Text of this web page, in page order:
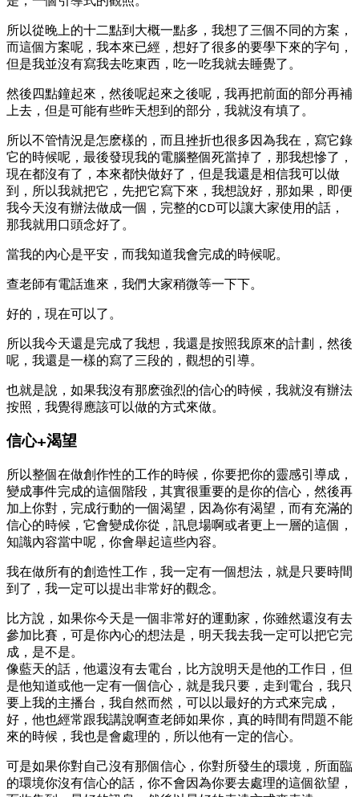
所以從晚上的十二點到大概一點多，我想了三個不同的方案，
而這個方案呢，我本來已經，想好了很多的要學下來的字句，
但是我並沒有寫我去吃東西，吃一吃我就去睡覺了。
然後四點鐘起來，然後呢起來之後呢，我再把前面的部分再補
上去，但是可能有些昨天想到的部分，我就沒有填了。
所以不管情況是怎麽樣的，而且挫折也很多因為我在，寫它錄
它的時候呢，最後發現我的電腦整個死當掉了，那我想慘了，
現在都沒有了，本來都快做好了，但是我還是相信我可以做
到，所以我就把它，先把它寫下來，我想說好，那如果，即便
我今天沒有辦法做成一個，完整的CD可以讓大家使用的話，
那我就用口頭念好了。
當我的內心是平安，而我知道我會完成的時候呢。
查老師有電話進來，我們大家稍微等一下下。
好的，現在可以了。
所以我今天還是完成了我想，我還是按照我原來的計劃，然後
呢，我還是一樣的寫了三段的，觀想的引導。
也就是說，如果我沒有那麽強烈的信心的時候，我就沒有辦法
按照，我覺得應該可以做的方式來做。
信心+渴望
所以整個在做創作性的工作的時候，你要把你的靈感引導成，
變成事件完成的這個階段，其實很重要的是你的信心，然後再
加上你對，完成行動的一個渴望，因為你有渴望，而有充滿的
信心的時候，它會變成你從，訊息場啊或者更上一層的這個，
知識內容當中呢，你會舉起這些內容。
我在做所有的創造性工作，我一定有一個想法，就是只要時間
到了，我一定可以提出非常好的觀念。
比方說，如果你今天是一個非常好的運動家，你雖然還沒有去
參加比賽，可是你內心的想法是，明天我去我一定可以把它完
成，是不是。
像藍天的話，他還沒有去電台，比方說明天是他的工作日，但
是他知道或他一定有一個信心，就是我只要，走到電台，我只
要上我的主播台，我自然而然，可以以最好的方式來完成，
好，他也經常跟我講說啊查老師如果你，真的時間有問題不能
來的時候，我也是會處理的，所以他有一定的信心。
可是如果你對自己沒有那個信心，你對所發生的環境，所面臨
的環境你沒有信心的話，你不會因為你要去處理的這個欲望，